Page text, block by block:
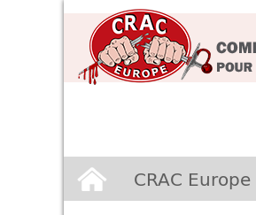
Aller
au
CRAC Europe